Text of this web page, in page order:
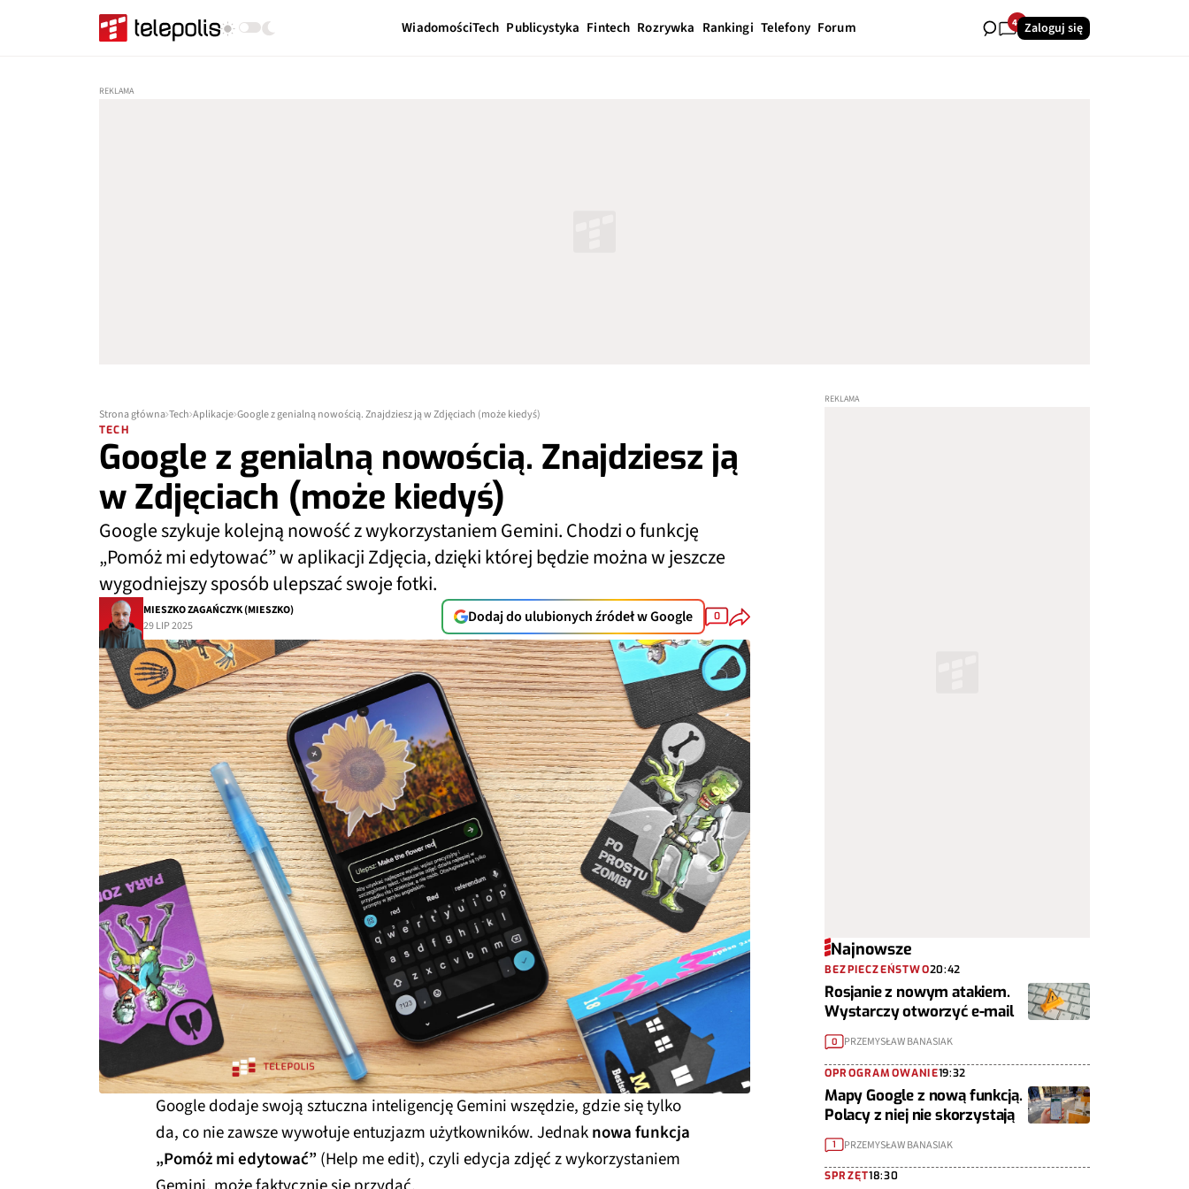
WiadomościTech Publicystyka Fintech Rozrywka Rankingi Telefony Forum 41Zaloguj się
Strona główna Tech Aplikacje Google z genialną nowością. Znajdziesz ją w Zdjęciach (może kiedyś)
TECH
Google z genialną nowością. Znajdziesz ją
w Zdjęciach (może kiedyś)
Google szykuje kolejną nowość z wykorzystaniem Gemini. Chodzi o funkcję
„Pomóż mi edytować” w aplikacji Zdjęcia, dzięki której będzie można w jeszcze
wygodniejszy sposób ulepszać swoje fotki.
MIESZKO ZAGAŃCZYK (MIESZKO)
29 LIP 2025
Dodaj do ulubionych źródeł w Google 0
Google dodaje swoją sztuczna inteligencję Gemini wszędzie, gdzie się tylko
da, co nie zawsze wywołuje entuzjazm użytkowników. Jednaknowa funkcja
„Pomóż mi edytować” (Help me edit), czyli edycja zdjęć z wykorzystaniem
Najnowsze
BEZPIECZEŃSTWO20:42
Rosjanie z nowym atakiem.
Wystarczy otworzyć e-mail
0 PRZEMYSŁAW BANASIAK
OPROGRAMOWANIE19:32
Mapy Google z nową funkcją.
Polacy z niej nie skorzystają
1 PRZEMYSŁAW BANASIAK
SPRZĘT18:30